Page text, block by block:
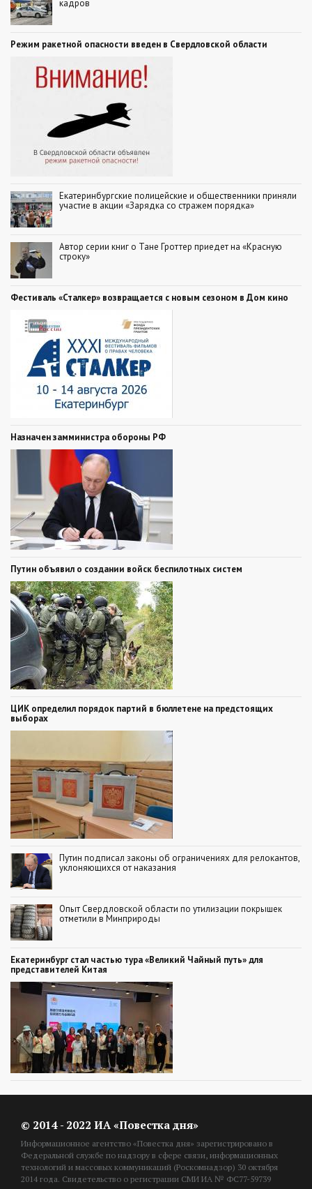
кадров
Режим ракетной опасности введен в Свердловской области
Екатеринбургские полицейские и общественники приняли
участие в акции «Зарядка со стражем порядка»
Автор серии книг о Тане Гроттер приедет на «Красную
строку»
Фестиваль «Сталкер» возвращается с новым сезоном в Дом кино
Назначен замминистра обороны РФ
Путин объявил о создании войск беспилотных систем
ЦИК определил порядок партий в бюллетене на предстоящих
выборах
Путин подписал законы об ограничениях для релокантов,
уклоняющихся от наказания
Опыт Свердловской области по утилизации покрышек
отметили в Минприроды
Екатеринбург стал частью тура «Великий Чайный путь» для
представителей Китая
© 2014 - 2022 ИА «Повестка дня»
Информационное агентство «Повестка дня» зарегистрировано в
Федеральной службе по надзору в сфере связи, информационных
технологий и массовых коммуникаций (Роскомнадзор) 30 октября
2014 года. Свидетельство о регистрации СМИ ИА № ФС77-59739